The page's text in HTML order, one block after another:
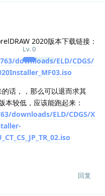
Lv.0
2020版本下载链接：
downloads/ELD/CDGS/
话，，那么可以退而求其
本较低，应该能跑起来：
downloads/ELD/CDGS/X
回复